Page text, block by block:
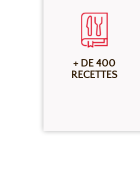
+ DE 400
RECETTES